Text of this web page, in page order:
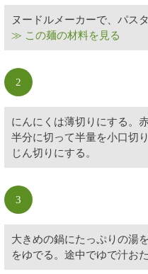
ヌードルメーカーで、パス
≫ この麺の材料を見る
2
にんにくは薄切りにする。
半分に切って半量を小口切
じん切りにする。
3
大きめの鍋にたっぷりの湯
をゆでる。途中でゆで汁お